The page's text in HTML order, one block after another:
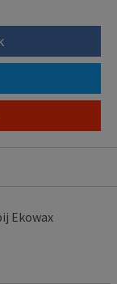
Ekowax